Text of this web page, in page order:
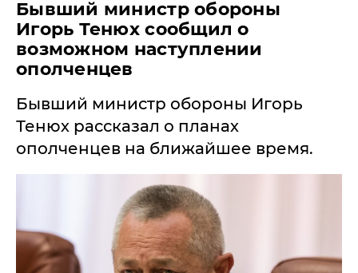
Бывший министр обороны
Игорь Тенюх сообщил о
возможном наступлении
ополченцев
Бывший министр обороны Игорь
Тенюх рассказал о планах
ополченцев на ближайшее время.